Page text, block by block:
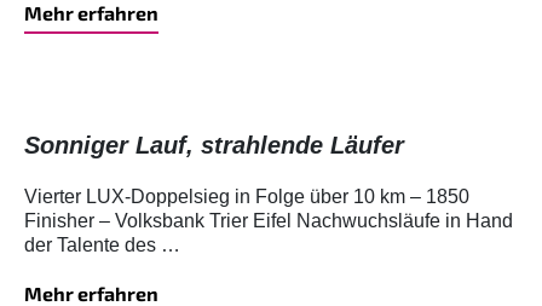
Mehr erfahren
Sonniger Lauf, strahlende Läufer
Vierter LUX-Doppelsieg in Folge über 10 km – 1850
Finisher – Volksbank Trier Eifel Nachwuchsläufe in Hand
der Talente des …
Mehr erfahren